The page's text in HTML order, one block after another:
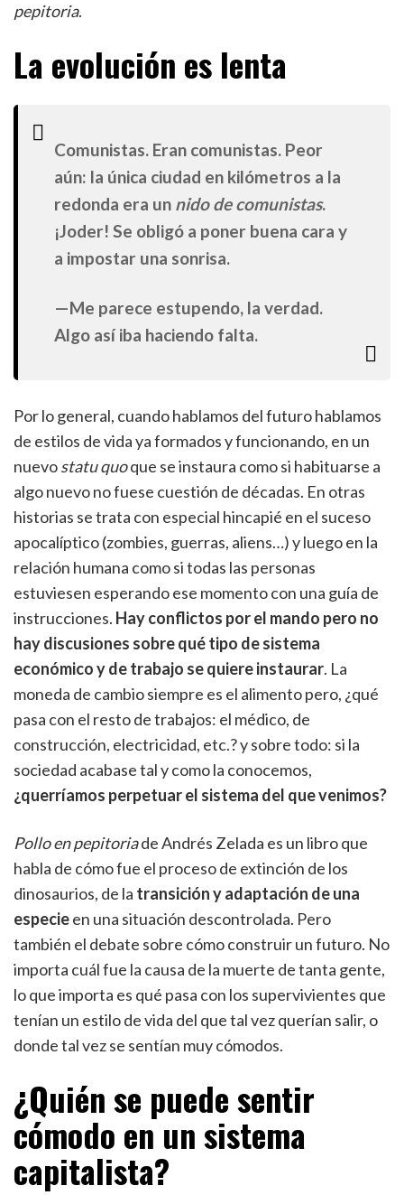
pepitoria.
La evolución es lenta
Comunistas. Eran comunistas. Peor
aún: la única ciudad en kilómetros a la
redonda era un nido de comunistas.
¡Joder! Se obligó a poner buena cara y
a impostar una sonrisa.
—Me parece estupendo, la verdad.
Algo así iba haciendo falta.
Por lo general, cuando hablamos del futuro hablamos
de estilos de vida ya formados y funcionando, en un
nuevostatu quoque se instaura como si habituarse a
algo nuevo no fuese cuestión de décadas. En otras
historias se trata con especial hincapié en el suceso
apocalíptico (zombies, guerras, aliens…) y luego en la
relación humana como si todas las personas
estuviesen esperando ese momento con una guía de
instrucciones. Hay conflictos por el mando pero no
hay discusiones sobre qué tipo de sistema
económico y de trabajo se quiere instaurar. La
moneda de cambio siempre es el alimento pero, ¿qué
pasa con el resto de trabajos: el médico, de
construcción, electricidad, etc.? y sobre todo: si la
sociedad acabase tal y como la conocemos,
¿querríamos perpetuar el sistema del que venimos?
Pollo en pepitoriade Andrés Zelada es un libro que
habla de cómo fue el proceso de extinción de los
dinosaurios, de la transición y adaptación de una
especieen una situación descontrolada. Pero
también el debate sobre cómo construir un futuro. No
importa cuál fue la causa de la muerte de tanta gente,
lo que importa es qué pasa con los supervivientes que
tenían un estilo de vida del que tal vez querían salir, o
donde tal vez se sentían muy cómodos.
¿Quién se puede sentir
cómodo en un sistema
capitalista?